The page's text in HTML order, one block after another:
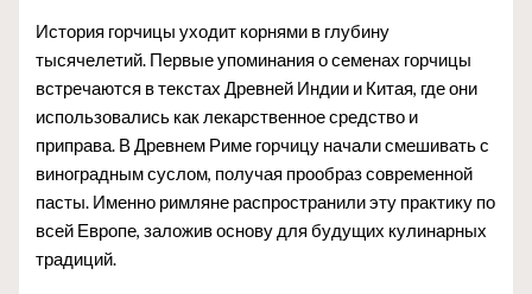
История горчицы уходит корнями в глубину
тысячелетий. Первые упоминания о семенах горчицы
встречаются в текстах Древней Индии и Китая, где они
использовались как лекарственное средство и
приправа. В Древнем Риме горчицу начали смешивать с
виноградным суслом, получая прообраз современной
пасты. Именно римляне распространили эту практику по
всей Европе, заложив основу для будущих кулинарных
традиций.